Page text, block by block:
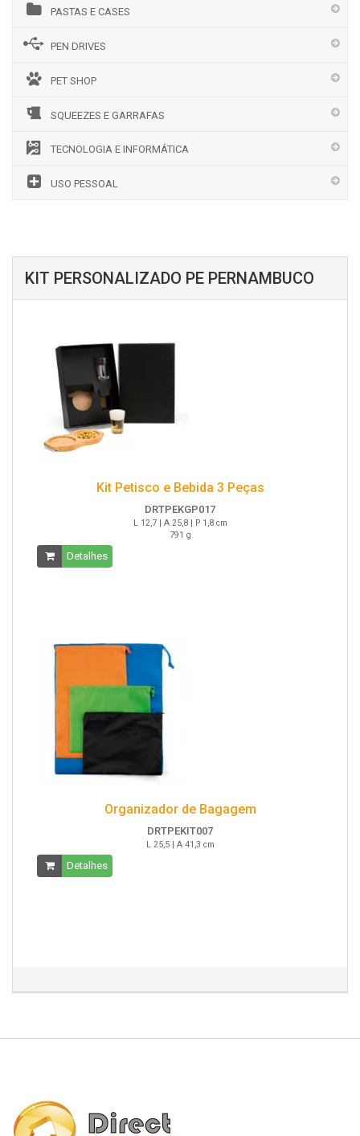
PASTAS E CASES
PEN DRIVES
PET SHOP
SQUEEZES E GARRAFAS
TECNOLOGIA E INFORMÁTICA
USO PESSOAL
KIT PERSONALIZADO PE PERNAMBUCO
Kit Petisco e Bebida 3 Peças
DRTPEKGP017
L 12,7 | A 25,8 | P 1,8 cm
791 g
Detalhes
Organizador de Bagagem
DRTPEKIT007
L 25,5 | A 41,3 cm
Detalhes